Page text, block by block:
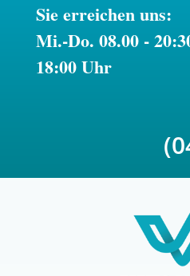
Sie erreichen uns:
Mi.-Do. 08.00 -
18:00 Uhr